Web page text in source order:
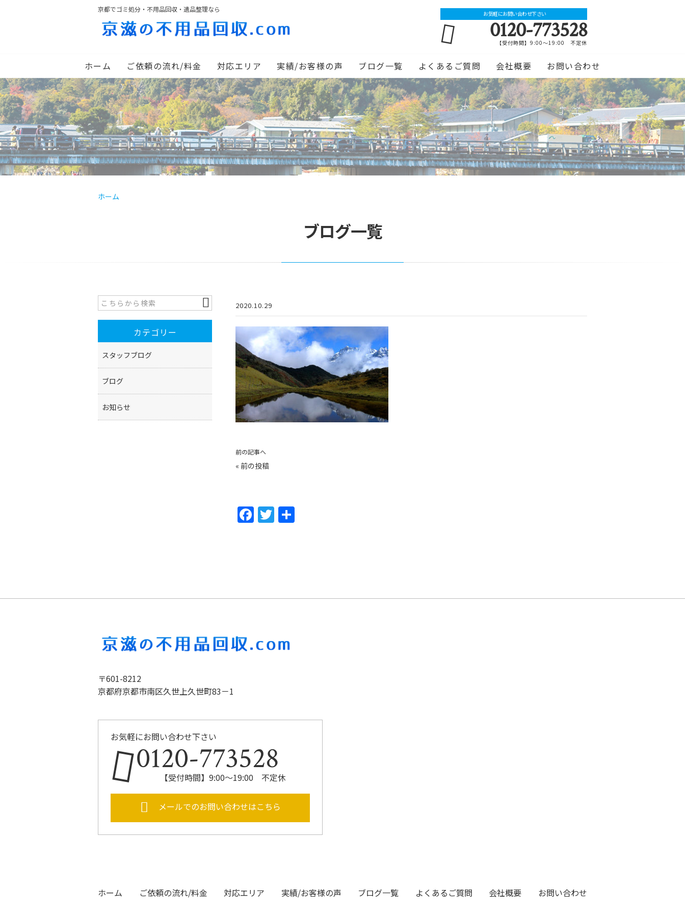
京都でゴミ処分・不用品回収・遺品整理なら
お気軽にお問い合わせ下さい
0120-773528
【受付時間】9:00～19:00 不定休
ホーム ご依頼の流れ/料金 対応エリア 実績/お客様の声 ブログ一覧 よくあるご質問 会社概要 お問い合わせ
ホーム
ブログ一覧
2020.10.29
前の記事へ
« 前の投稿
F
o
T
カテゴリー
スタッフブログ
ブログ
お知らせ
〒601-8212
京都府京都市南区久世上久世町83－1
お気軽にお問い合わせ下さい
0120-773528
【受付時間】9:00～19:00 不定休
メールでのお問い合わせはこちら
ホーム ご依頼の流れ/料金 対応エリア 実績/お客様の声 ブログ一覧 よくあるご質問 会社概要 お問い合わせ